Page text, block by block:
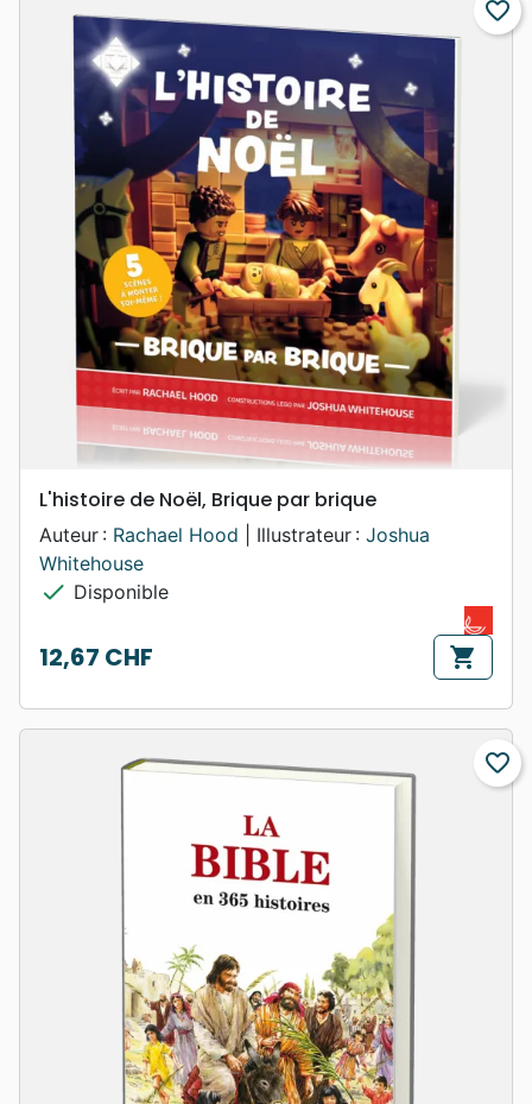
favorite_border
L'histoire de Noël, Brique par brique
Auteur : Rachael Hood | Illustrateur : Joshua
Whitehouse
check Disponible
Prix
12,67 CHF shopping_cart
favorite_border